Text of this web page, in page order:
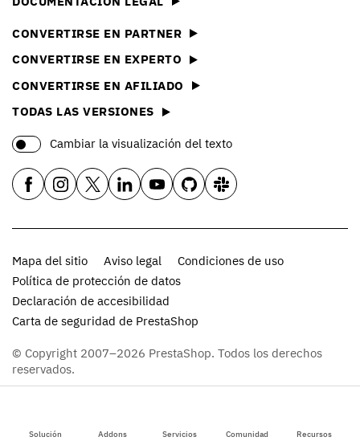
Solución Addons Servicios Comunidad Recursos
CONVERTIRSE EN PARTNER
CONVERTIRSE EN EXPERTO
CONVERTIRSE EN AFILIADO
TODAS LAS VERSIONES
Cambiar la visualización del texto
Mapa del sitio Aviso legal
Condiciones de uso
Política de protección de datos
Declaración de accesibilidad
Carta de seguridad de PrestaShop
© Copyright 2007–2026 PrestaShop. Todos los derechos
reservados.